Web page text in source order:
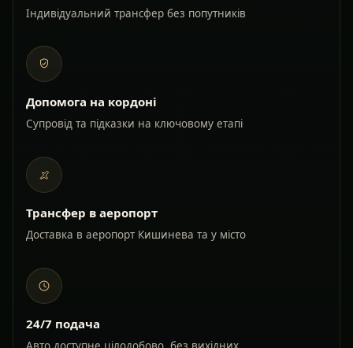
Індивідуальний трансфер без попутників
Допомога на кордоні
Супровід та підказки на ключовому етапі
Трансфер в аеропорт
Доставка в аеропорт Кишинева та у місто
24/7 подача